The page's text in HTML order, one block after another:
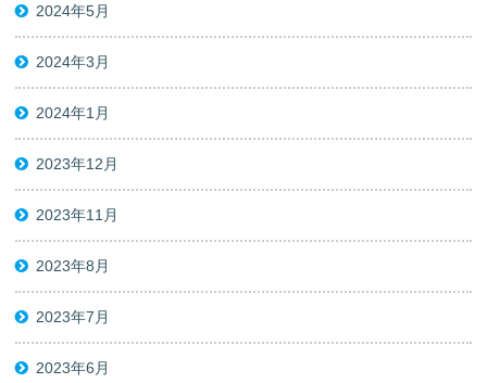
2024年5月
2024年3月
2024年1月
2023年12月
2023年11月
2023年8月
2023年7月
2023年6月